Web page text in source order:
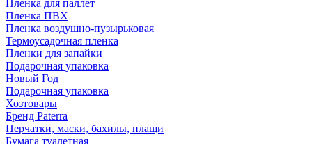
Пленка для паллет
Пленка ПВХ
Пленка воздушно-пузырьковая
Термоусадочная пленка
Пленки для запайки
Подарочная упаковка
Новый Год
Подарочная упаковка
Хозтовары
Бренд Paterra
Перчатки, маски, бахилы, плащи
Бумага туалетная